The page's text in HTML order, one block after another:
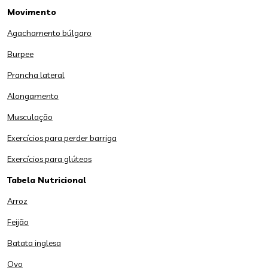
Movimento
Agachamento búlgaro
Burpee
Prancha lateral
Alongamento
Musculação
Exercícios para perder barriga
Exercícios para glúteos
Tabela Nutricional
Arroz
Feijão
Batata inglesa
Ovo